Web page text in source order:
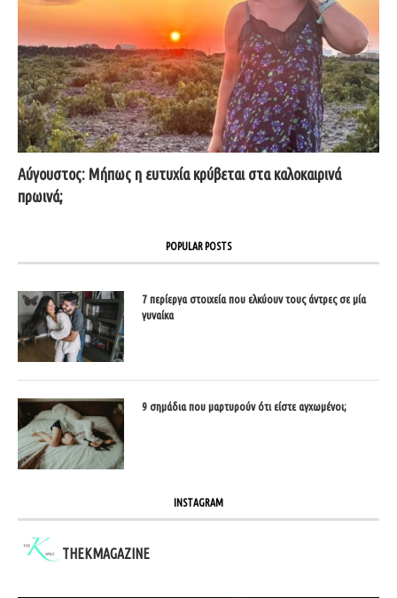
Αύγουστος: Μήπως η ευτυχία κρύβεται στα καλοκαιρινά
πρωινά;
POPULAR POSTS
7 περίεργα στοιχεία που ελκύουν τους άντρες σε μία
γυναίκα
9 σημάδια που μαρτυρούν ότι είστε αγχωμένοι;
INSTAGRAM
THEKMAGAZINE